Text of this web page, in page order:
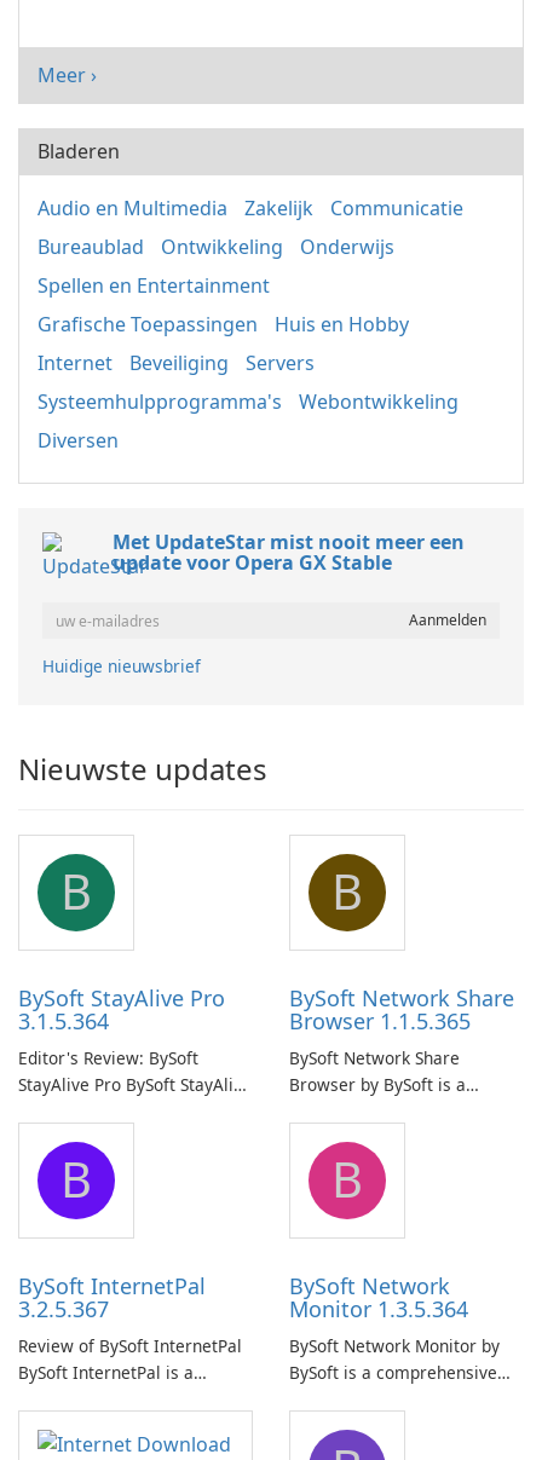
Meer ›
Bladeren
Audio en Multimedia Zakelijk
Communicatie
Bureaublad
Ontwikkeling
Onderwijs
Spellen en Entertainment
Grafische Toepassingen
Huis en Hobby
Internet
Beveiliging
Servers
Systeemhulpprogramma's
Webontwikkeling
Diversen
Met UpdateStar mist nooit meer een
update voor Opera GX Stable
Huidige nieuwsbrief
Nieuwste updates
B
BySoft StayAlive Pro
3.1.5.364
Editor's Review: BySoft
StayAlive Pro BySoft StayAlive
application designed to
ensure the continuous and
uninterrupted operation of
your computer system.
B
BySoft Network Share
Browser 1.1.5.365
BySoft Network Share
Browser by BySoft is a
application that allows users
to easily browse and manage
shared folders on their
network.
B
BySoft InternetPal
3.2.5.367
Review of BySoft InternetPal
BySoft InternetPal is a
application designed to
monitor your internet
B
BySoft Network
Monitor 1.3.5.364
BySoft Network Monitor by
BySoft is a comprehensive
designed to help businesses
effectively manage their